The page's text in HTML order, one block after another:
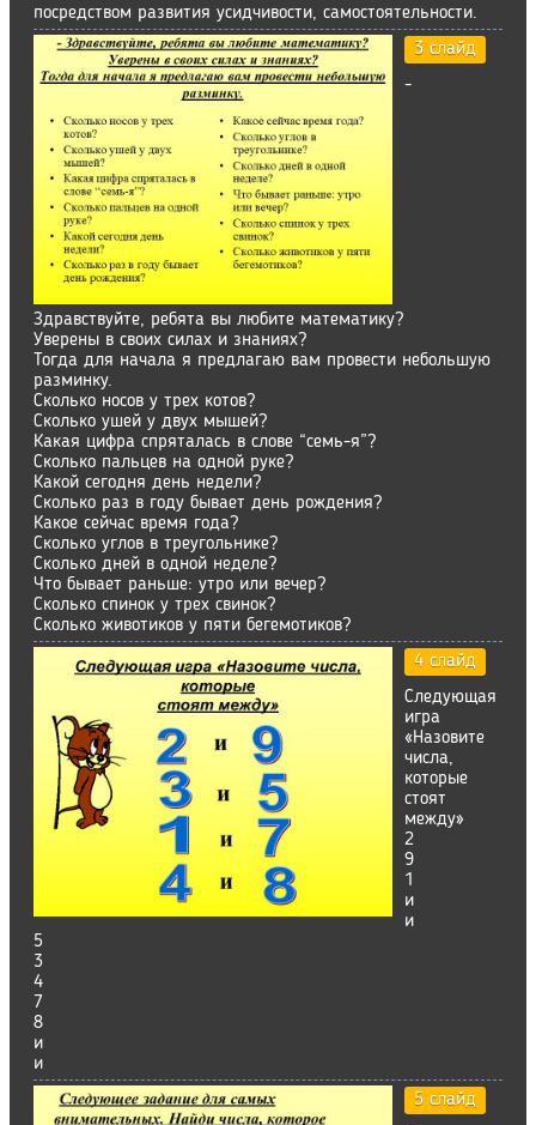
посредством развития усидчивости, самостоятельности.
3 слайд
-
Здравствуйте, ребята вы любите математику?
Уверены в своих силах и знаниях?
Тогда для начала я предлагаю вам провести небольшую
разминку.
Сколько носов у трех котов?
Сколько ушей у двух мышей?
Какая цифра спряталась в слове “семь-я”?
Сколько пальцев на одной руке?
Какой сегодня день недели?
Сколько раз в году бывает день рождения?
Какое сейчас время года?
Сколько углов в треугольнике?
Сколько дней в одной неделе?
Что бывает раньше: утро или вечер?
Сколько спинок у трех свинок?
Сколько животиков у пяти бегемотиков?
4 слайд
Следующая
игра
«Назовите
числа,
которые
стоят
между»
2
9
1
и
и
5
3
4
7
8
и
и
5 слайд